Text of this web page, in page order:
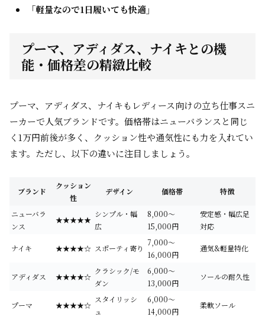
「軽量なので1日履いても快適」
プーマ、アディダス、ナイキとの機
能・価格差の精緻比較
プーマ、アディダス、ナイキもレディース向けの立ち仕事スニ
ーカーで人気ブランドです。価格帯はニューバランスと同じ
く1万円前後が多く、クッション性や通気性にも力を入れてい
ます。ただし、以下の違いに注目しましょう。
ブランド
クッション
性
デザイン 価格帯 特徴
ニューバラ
ンス
★★★★★
シンプル・幅
広
8,000〜
15,000円
安定感・幅広足
対応
ナイキ ★★★★☆ スポーティ寄り
7,000〜
16,000円
通気&軽量特化
アディダス ★★★★☆
クラシック/モ
ダン
6,000〜
13,000円
ソールの耐久性
プーマ ★★★★☆
スタイリッシ
ュ
6,000〜
14,000円
柔軟ソール